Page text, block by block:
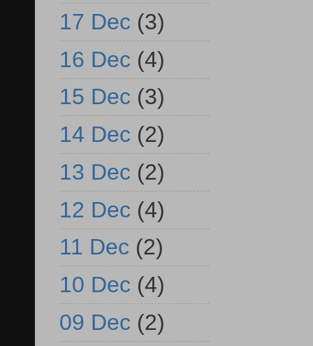
17 Dec (3)
16 Dec (4)
15 Dec (3)
14 Dec (2)
13 Dec (2)
12 Dec (4)
11 Dec (2)
10 Dec (4)
09 Dec (2)